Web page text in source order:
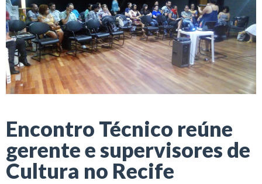
Encontro Técnico reúne
gerente e supervisores de
Cultura no Recife